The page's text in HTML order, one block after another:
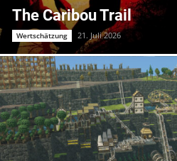
The Caribou Trail
Wertschätzung 21. Juli 2026